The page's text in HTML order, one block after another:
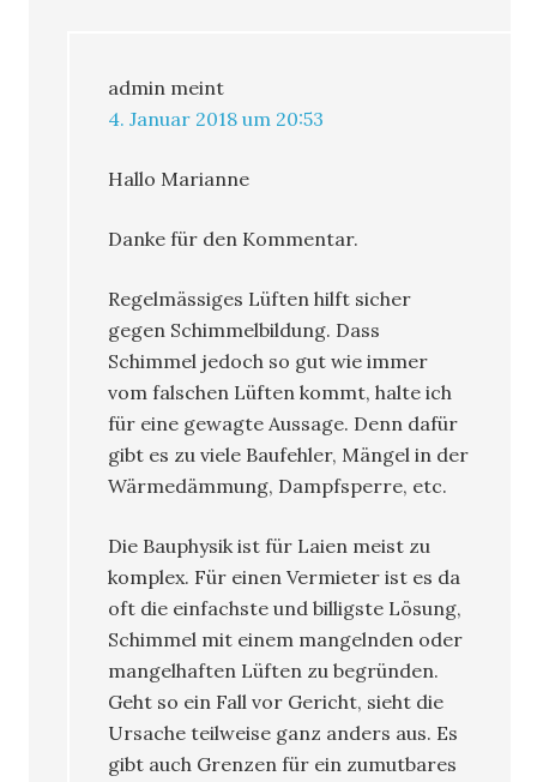
admin meint
4. Januar 2018 um 20:53
Hallo Marianne
Danke für den Kommentar.
Regelmässiges Lüften hilft sicher
gegen Schimmelbildung. Dass
Schimmel jedoch so gut wie immer
vom falschen Lüften kommt, halte ich
für eine gewagte Aussage. Denn dafür
gibt es zu viele Baufehler, Mängel in der
Wärmedämmung, Dampfsperre, etc.
Die Bauphysik ist für Laien meist zu
komplex. Für einen Vermieter ist es da
oft die einfachste und billigste Lösung,
Schimmel mit einem mangelnden oder
mangelhaften Lüften zu begründen.
Geht so ein Fall vor Gericht, sieht die
Ursache teilweise ganz anders aus. Es
gibt auch Grenzen für ein zumutbares